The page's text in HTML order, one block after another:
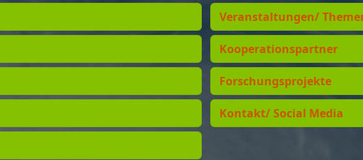
Veranstaltungen/
Kooperationspartner
Forschungsprojekte
Kontakt/ Social Media